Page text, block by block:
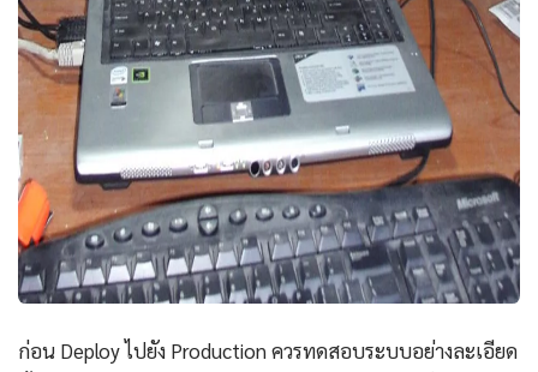
ก่อน Deploy ไปยัง Production ควรทดสอบระบบอย่างละเอียด